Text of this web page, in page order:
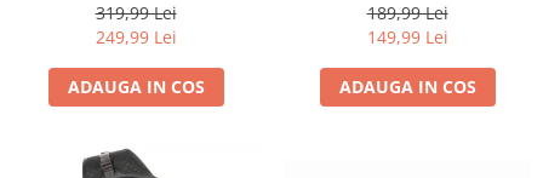
diapozitive 35mm color
diapozitive late 120mm color
negative 35mm color
319,99 Lei
249,99 Lei
ADAUGA IN COS
189,99 Lei
149,99 Lei
ADAUGA IN COS